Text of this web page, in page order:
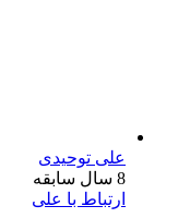
علی توحیدی
8 سال سابقه
ارتباط با علی